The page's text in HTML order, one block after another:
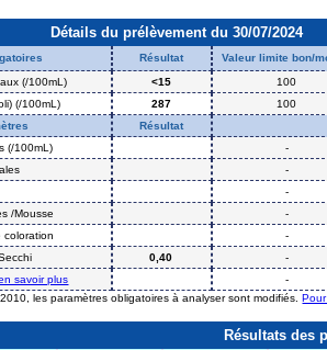
Détails du prélèvement du 30/07/2024
Résultat
Valeur limite bon/
(/100mL)
<15
100
(/100mL)
287
100
Résultat
(/100mL)
-
-
-
/Mousse
-
coloration
-
0,40
-
savoir plus
-
les paramètres obligatoires à analyser sont modifiés.
Résultats des